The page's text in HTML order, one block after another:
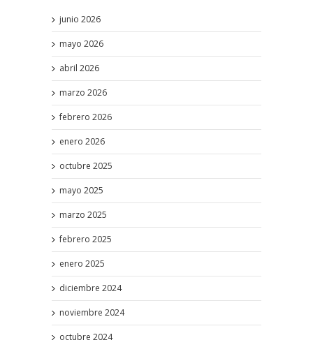
junio 2026
mayo 2026
abril 2026
marzo 2026
febrero 2026
enero 2026
octubre 2025
mayo 2025
marzo 2025
febrero 2025
enero 2025
diciembre 2024
noviembre 2024
octubre 2024